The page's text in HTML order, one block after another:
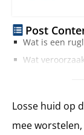
Post
Wat is een
Wat
Onderruglift
360 graden
Losse huid op
mee